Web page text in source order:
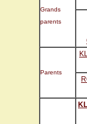
Grands
parents
Parents